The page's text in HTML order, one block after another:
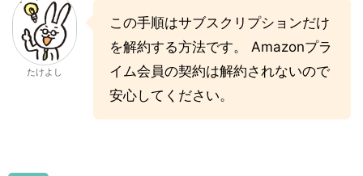
たけよし
この手順はサブスクリプションだけ
を解約する方法です。 Amazonプラ
イム会員の契約は解約されないので
安心してください。